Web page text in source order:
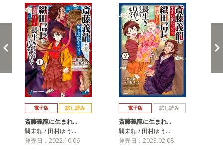
電子版 試し読み
斎藤義龍に生まれ…
巽未頼 / 田村ゆう…
発売日：2022.10.06
電子版 試し読み
斎藤義龍に生まれ…
巽未頼 / 田村ゆう…
発売日：2023.02.08